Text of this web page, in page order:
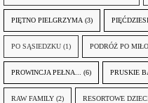
PIĘTNO PIELGRZYMA (3)
PO SĄSIEDZKU (1) PODRÓŻ PO
PROWINCJA PEŁNA... (6) PRUSKIE
RAW FAMILY (2) RESORTOWE